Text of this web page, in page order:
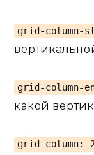
grid-column-
grid-column-
какой
grid-column: